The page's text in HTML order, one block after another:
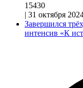
15430
| 31 октября
Завершился
интенсив «К